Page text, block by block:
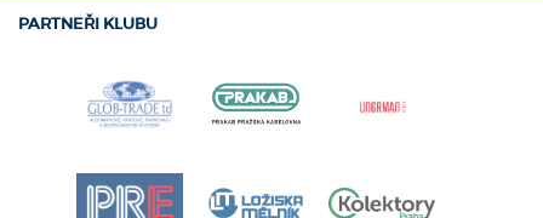
PARTNEŘI KLUBU